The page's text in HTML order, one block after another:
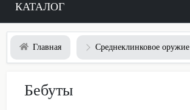
КАТАЛОГ
Главная Среднеклинковое оружие
Бебуты